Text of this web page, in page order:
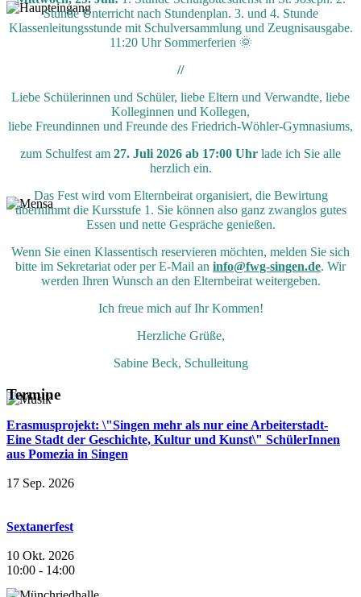
Stunde Unterricht nach Stundenplan. 3. und 4. Stunde
Klassenleitungsstunde mit Schulversammlung und Zeugnisausgabe.
11:20 Uhr Sommerferien 🌞
//
Liebe Schülerinnen und Schüler, liebe Eltern und Verwandte, liebe
Kolleginnen und Kollegen,
liebe Freundinnen und Freunde des Friedrich-Wöhler-Gymnasiums,
zum Schulfest am 27. Juli 2026 ab 17:00 Uhr lade ich Sie alle
herzlich ein.
Das Fest wird vom Elternbeirat organisiert, die Bewirtung
übernimmt die Kursstufe 1. Sie können also ganz zwanglos gutes
Essen und nette Gespräche genießen.
Wenn Sie einen Klassentisch reservieren möchten, melden Sie sich
bitte im Sekretariat oder per E-Mail an info@fwg-singen.de. Wir
werden Ihren Wunsch an den Elternbeirat weitergeben.
Ich freue mich auf Ihr Kommen!
Herzliche Grüße,
Sabine Beck, Schulleitung
Termine
Erasmusprojekt: \"Singen mehr als nur eine Arbeiterstadt-
Eine Stadt der Geschichte, Kultur und Kunst\" SchülerInnen
aus Pomezia in Singen
17 Sep. 2026
Sextanerfest
10 Okt. 2026
10:00 - 14:00